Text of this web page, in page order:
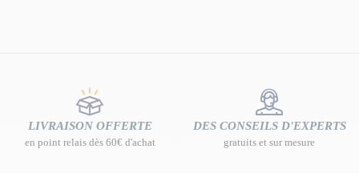
LIVRAISON OFFERTE
en point relais dès 60€ d'achat
DES CONSEILS D'EXPERTS
gratuits et sur mesure